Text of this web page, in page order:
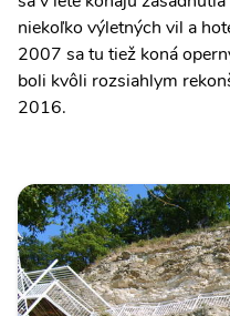
niekoľko výletných vil a
2007 sa tu tiež koná
boli kvôli rozsiahlym
2016.